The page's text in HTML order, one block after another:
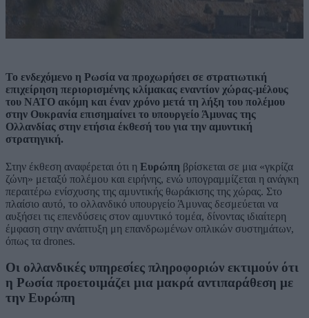
Το ενδεχόμενο η Ρωσία να προχωρήσει σε στρατιωτική
επιχείρηση περιορισμένης κλίμακας εναντίον χώρας-μέλους
του ΝΑΤΟ ακόμη και έναν χρόνο μετά τη λήξη του πολέμου
στην Ουκρανία επισημαίνει το υπουργείο Άμυνας της
Ολλανδίας στην ετήσια έκθεσή του για την αμυντική
στρατηγική.
Στην έκθεση αναφέρεται ότι η Ευρώπη βρίσκεται σε μια «γκρίζα
ζώνη» μεταξύ πολέμου και ειρήνης, ενώ υπογραμμίζεται η ανάγκη
περαιτέρω ενίσχυσης της αμυντικής θωράκισης της χώρας. Στο
πλαίσιο αυτό, το ολλανδικό υπουργείο Άμυνας δεσμεύεται να
αυξήσει τις επενδύσεις στον αμυντικό τομέα, δίνοντας ιδιαίτερη
έμφαση στην ανάπτυξη μη επανδρωμένων οπλικών συστημάτων,
όπως τα drones.
Οι ολλανδικές υπηρεσίες πληροφοριών εκτιμούν ότι
η Ρωσία προετοιμάζει μια μακρά αντιπαράθεση με
την Ευρώπη